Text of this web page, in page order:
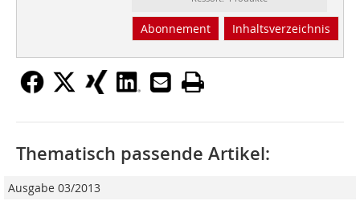
Abonnement Inhaltsverzeichnis
Thematisch passende Artikel:
Ausgabe 03/2013